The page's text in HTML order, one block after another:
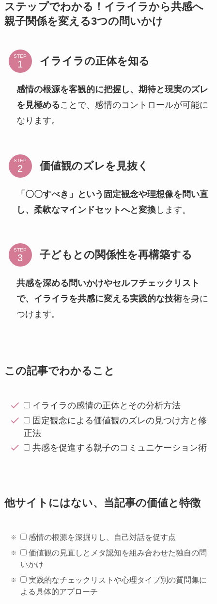
ステップでわかる！イライラから共感へ
親子関係を変える3つの問いかけ
STEP イライラの正体を知る
感情の根源を客観的に把握し、期待と現実のズレ
を見極めることで、感情のコントロールが可能に
なります。
STEP 価値観のズレを見抜く
「〇〇すべき」という固定観念や理想像を問い直
し、柔軟なマインドセットへと変換します。
STEP 子どもとの関係性を再構築する
共感を深める問いかけやセルフチェックリスト
で、イライラを共感に変える実践的な技術を身に
つけます。
この記事でわかること
イライラの感情の正体とその分析方法
固定観念による価値観のズレの見つけ方と修
正法
共感を促進する親子のコミュニケーション術
他サイトにはない、当記事の価値と特徴
感情の根源を深掘りし、自己対話を促す点
価値観の見直しとメタ認知を組み合わせた独自の問
いかけ
実践的なチェックリストや心理タイプ別の質問集に
よる具体的アプローチ